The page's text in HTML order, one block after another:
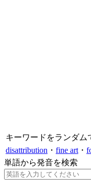
キーワードをランダム
disattribution ・ fine art ・
単語から発音を検索